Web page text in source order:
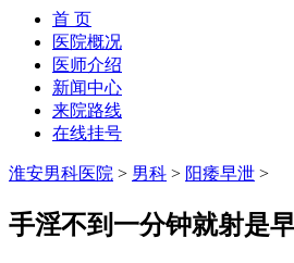
首 页
医院概况
医师介绍
新闻中心
来院路线
在线挂号
淮安男科医院 > 男科 > 阳痿早泄 >
手淫不到一分钟就射是